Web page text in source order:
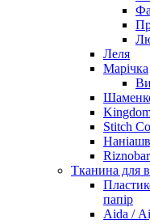
Леля
Марічка
Stitch
Тканина для
папір
Aida /